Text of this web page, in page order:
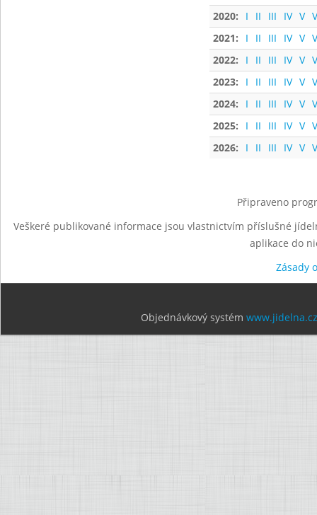
2020:
I II III IV V
2021:
I II III IV V
2022:
I II III IV V
2023:
I II III IV V
2024:
I II III IV V
2025:
I II III IV V
2026:
I II III IV V
Připraveno
Veškeré publikované informace jsou vlastnictvím příslušné
aplikace do
Zásady
Objednávkový systém www.jidelna.cz